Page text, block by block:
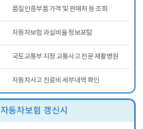
품질인증부품 가격 및 판매처 등 조회
자동차보험 과실비율 정보포털
국토교통부 지정 교통사고 전문 재활병원
자동차사고 진료비 세부내역 확인
자동차보험 갱신시